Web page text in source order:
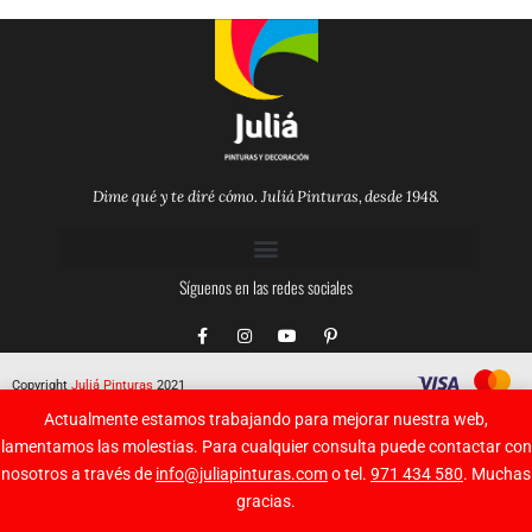
Actualmente estamos trabajando para mejorar nuestra web,
lamentamos las molestias. Para cualquier consulta puede contactar con
nosotros a través de info@juliapinturas.como tel. 971 434 580. Muchas
gracias.
Dime qué y te diré cómo. Juliá Pinturas, desde 1948.
Síguenos en las redes sociales
F
a
b
o
k
f
I
n
a
g
r
a
Y
o
u
e
P
i
e
e
s
-
Copyright Juliá Pinturas 2021